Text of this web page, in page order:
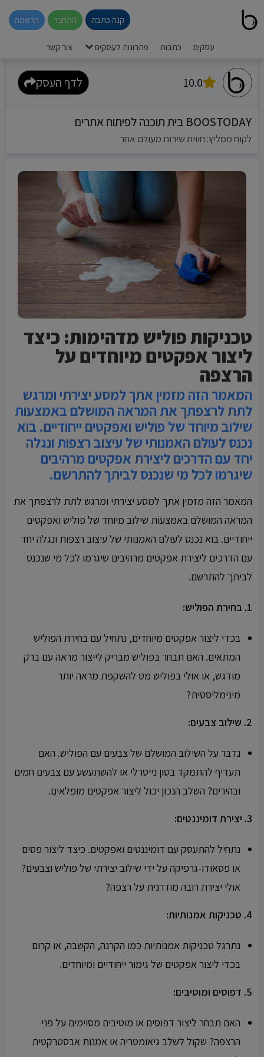
קנה כתבה התחבר הרשמה
עסקים כתבות פתרונות לעסקים צור קשר
10.0 לדף העסק
BOOSTODAY בית תוכנה לפיתוח אתרים
לקוח ממליץ: חווית שירות מעולם אחר
טכניקות פוליש מדהימות: כיצד
ליצור אפקטים מיוחדים על
הרצפה
המאמר הזה מזמין אתך למסע יצירתי ומרגש
לתת לרצפתך את המראה המושלם באמצעות
שילוב מיוחד של פוליש ואפקטים ייחודיים. בוא
נכנס לעולם האמנותי של עיצוב רצפות ונגלה
יחד עם הדרכים ליצירת אפקטים מרהיבים
שיגרמו לכל מי שנכנס לביתך להתרשם.
המאמר הזה מזמין אתך למסע יצירתי ומרגש לתת לרצפתך את
המראה המושלם באמצעות שילוב מיוחד של פוליש ואפקטים
ייחודיים. בוא נכנס לעולם האמנותי של עיצוב רצפות ונגלה יחד
עם הדרכים ליצירת אפקטים מרהיבים שיגרמו לכל מי שנכנס
לביתך להתרשם.
1. בחירת הפוליש:
בכדי ליצור אפקטים מיוחדים, נתחיל עם בחירת הפוליש
המתאים. האם תבחר בפוליש מבריק לייצור מראה עם ברק
מודגש, או אולי בפוליש מט להשקפת מראה יותר
מינימליסטית?
2. שילוב צבעים:
נדבר על השילוב המושלם של צבעים עם הפוליש. האם
תעדיף להתמקד בטון נייטרלי או להשתעשע עם צבעים חמים
ובהירים? השלב הנכון יכול ליצור אפקטים מופלאים.
3. יצירת דומיננטים:
נתחיל להתעסק עם דומיננטים ואפקטים. כיצד ליצור פסים
או פסאודו-גרפיקה על ידי שילוב יצירתי של פוליש וצבעים?
אולי יצירת רובה מודרנית על רצפה?
4. טכניקות אמנותיות:
נתרגל טכניקות אמנותיות כמו הקרנה, הקשבה, או קרום
בכדי ליצור אפקטים של גימור ייחודיים ומיוחדים.
5. דפוסים ומוטיבים:
האם תבחר ליצור דפוסים או מוטיבים מסוימים על פני
הרצפה? שקול לשלב גיאומטריה או אמנות אבסטרקטית